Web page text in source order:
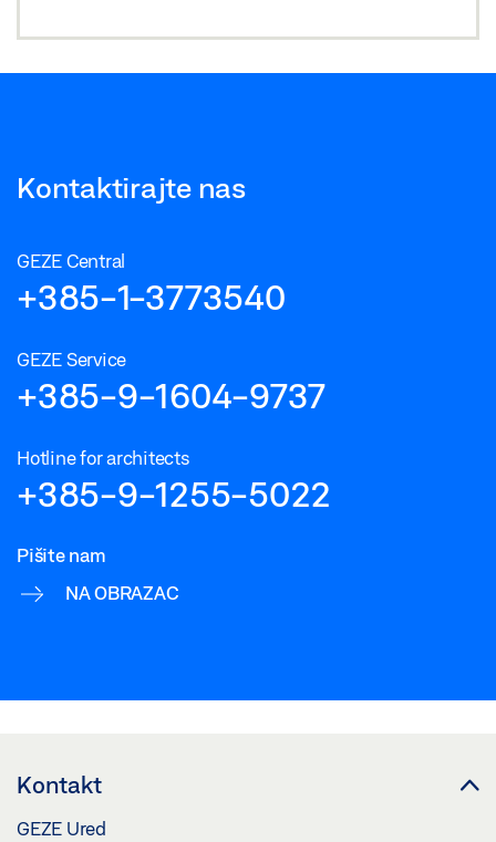
Kontaktirajte nas
GEZE Central
+385-1-3773540
GEZE Service
+385-9-1604-9737
Hotline for architects
+385-9-1255-5022
Pišite nam
NA OBRAZAC
Kontakt
GEZE Ured